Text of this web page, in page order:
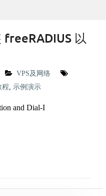
freeRADIUS 以
VPS及网络
程, 示例演示
and Dial-I